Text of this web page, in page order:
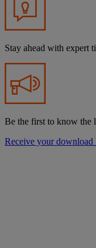
Stay ahead with expert
Be the first to know the
Receive your download